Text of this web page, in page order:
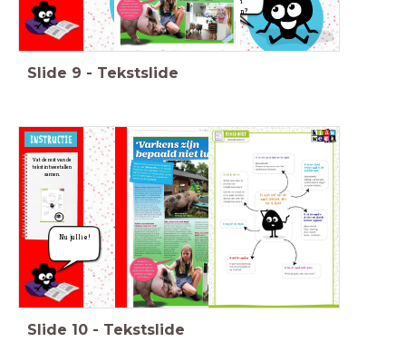
ontstaan?
Slide 9 - Tekstslide
Vat de rest van de
tekst in tweetallen
samen.
Nu jullie!
Slide 10 - Tekstslide